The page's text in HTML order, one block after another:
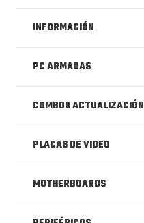
INFORMACIÓN
PC ARMADAS
COMBOS ACTUALIZACIÓN
PLACAS DE VIDEO
MOTHERBOARDS